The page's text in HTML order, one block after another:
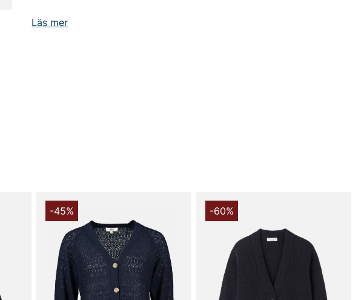
Läs mer
Rwtulip Ls Cable Knit Cardigan - Elegant Kofta för Dam
ull, 32% polyakryl och 4% alpacka är denna cardigan både varm och
lätt. Resultatet är en mjuk och behaglig känsla mot huden, perfekt för
de kyliga månaderna.
Rwtulip Ls Cable Knit Cardigan sticker ut med sina subtila
kabelstickningar som ger en extra dimension till designen. Denna
kofta är inte bara en praktisk klädsel, utan också ett stilstatement
som kan bäras på många olika sätt.
-45% -60%